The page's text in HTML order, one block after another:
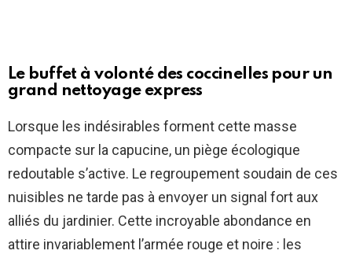
Le buffet à volonté des coccinelles pour un
grand nettoyage express
Lorsque les indésirables forment cette masse
compacte sur la capucine, un piège écologique
redoutable s’active. Le regroupement soudain de ces
nuisibles ne tarde pas à envoyer un signal fort aux
alliés du jardinier. Cette incroyable abondance en
attire invariablement l’armée rouge et noire : les